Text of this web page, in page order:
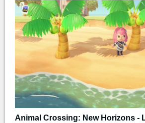
Animal Crossing: New Horizons -